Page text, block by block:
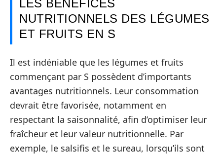
LES BÉNÉFICES
NUTRITIONNELS DES LÉGUMES
ET FRUITS EN S
Il est indéniable que les légumes et fruits
commençant par S possèdent d’importants
avantages nutritionnels. Leur consommation
devrait être favorisée, notamment en
respectant la saisonnalité, afin d’optimiser leur
fraîcheur et leur valeur nutritionnelle. Par
exemple, le salsifis et le sureau, lorsqu’ils sont